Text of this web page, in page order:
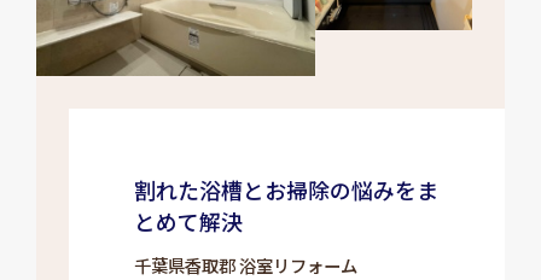
割れた浴槽とお掃除の悩みをま
とめて解決
千葉県香取郡 浴室リフォーム